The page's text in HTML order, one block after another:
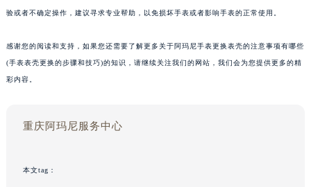
验或者不确定操作，建议寻求专业帮助，以免损坏手表或者影响手表的正常使用。
感谢您的阅读和支持，如果您还需要了解更多关于阿玛尼手表更换表壳的注意事项有哪些
(手表表壳更换的步骤和技巧)的知识，请继续关注我们的网站，我们会为您提供更多的精
彩内容。
重庆阿玛尼服务中心
本文tag：